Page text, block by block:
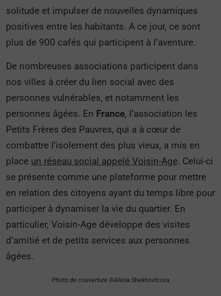
solitude et impulser de nouvelles dynamiques
positives entre les habitants. A ce jour, ce sont
plus de 900 cafés qui participent à l’aventure.
De nombreuses associations participent dans
nos villes à créer du lien social avec des
personnes vulnérables, et notamment les
personnes âgées. En France, l’association les
Petits Frères des Pauvres, qui a à cœur de
combattre l’isolement des plus vieux, a mis en
place un réseau social appelé Voisin-Age. Celui-ci
se présente comme une plateforme pour mettre
en relation des citoyens ayant du temps libre pour
participer à dynamiser la vie du quartier. En
particulier, Voisin-Age développe des visites
d’amitié et de petits services aux personnes
âgées.
Photo de couverture ©Alena Shekhovtcova